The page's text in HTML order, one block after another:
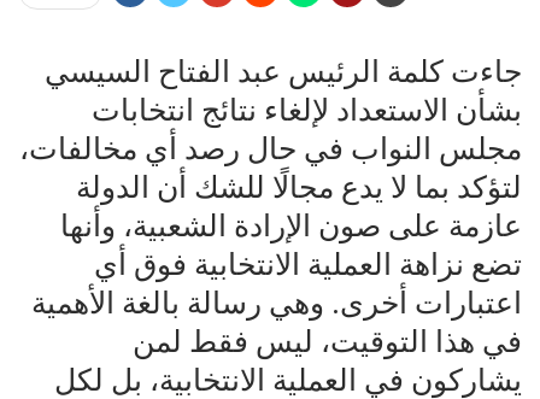
جاءت كلمة الرئيس عبد الفتاح السيسي
بشأن الاستعداد لإلغاء نتائج انتخابات
مجلس النواب في حال رصد أي مخالفات،
لتؤكد بما لا يدع مجالًا للشك أن الدولة
عازمة على صون الإرادة الشعبية، وأنها
تضع نزاهة العملية الانتخابية فوق أي
اعتبارات أخرى. وهي رسالة بالغة الأهمية
في هذا التوقيت، ليس فقط لمن
يشاركون في العملية الانتخابية، بل لكل